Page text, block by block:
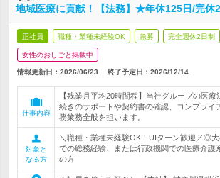
地域医療に貢献！【法務】★年休125日/完休2
正社員 職種・業種未経験OK 急募 完全週休2日制
女性のおしごと掲載中
情報更新日：2026/06/23 終了予定日： 2026/12/14
仕事内容
【残業月平均20時間程】当社グループの医
続きのサポートや契約書の確認、コンプライ
務業務全般を担います。
対象と
なる方
＼職種・業種未経験OK！UIターン歓迎／◎
での総務経験、または行政機関での医療介護
の方